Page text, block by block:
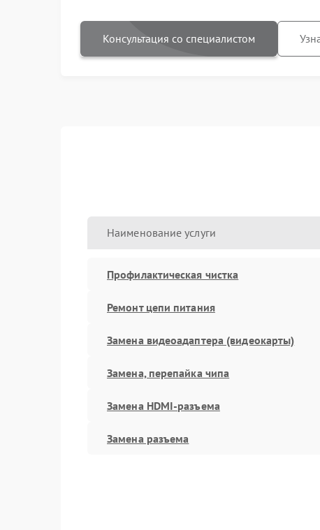
Консультация со специалистом
Наименование услуги
Профилактическая чистка
Ремонт цепи питания
Замена видеоадаптера (видеокарты)
Замена, перепайка чипа
Замена HDMI-разъема
Замена разъема